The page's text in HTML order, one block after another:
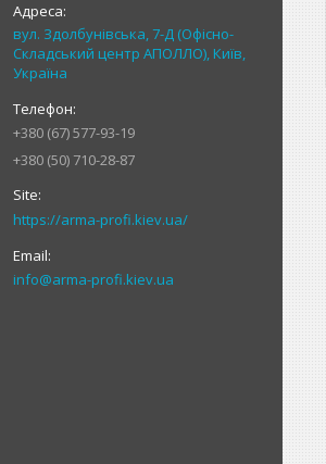
вул. Здолбунівська, 7-Д (Офісно-
Складський центр АПОЛЛО), Київ,
Україна
+380 (67) 577-93-19
+380 (50) 710-28-87
https://arma-profi.kiev.ua/
info@arma-profi.kiev.ua